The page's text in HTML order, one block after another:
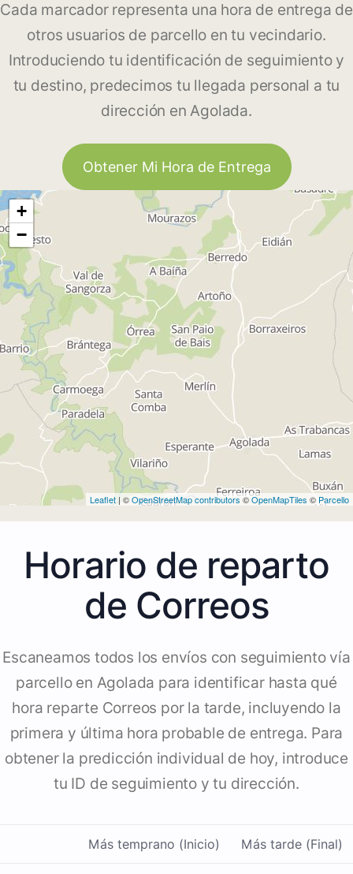
Cada marcador representa una hora de entrega de
otros usuarios de parcello en tu vecindario.
Introduciendo tu identificación de seguimiento y
tu destino, predecimos tu llegada personal a tu
dirección en Agolada.
Obtener Mi Hora de Entrega
+
−
Leaflet | ©OpenStreetMap contributors©OpenMapTiles © Parcello
Horario de reparto
de Correos
Escaneamos todos los envíos con seguimiento vía
parcello en Agolada para identificar hasta qué
hora reparte Correos por la tarde, incluyendo la
primera y última hora probable de entrega. Para
obtener la predicción individual de hoy, introduce
tu ID de seguimiento y tu dirección.
Más temprano (Inicio) Más tarde (Final)